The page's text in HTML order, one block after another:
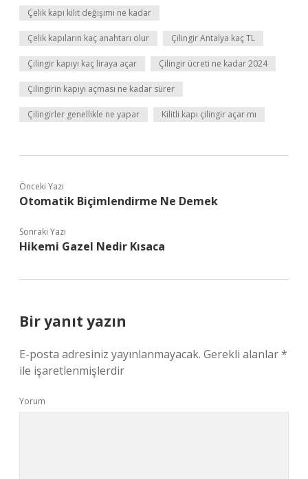
Çelik kapı kilit değişimi ne kadar
Çelik kapıların kaç anahtarı olur Çilingir Antalya kaç TL
Çilingir kapıyı kaç liraya açar Çilingir ücreti ne kadar 2024
Çilingirin kapıyı açması ne kadar sürer
Çilingirler genellikle ne yapar Kilitli kapı çilingir açar mı
Önceki Yazı
Otomatik Biçimlendirme Ne Demek
Sonraki Yazı
Hikemi Gazel Nedir Kısaca
Bir yanıt yazın
E-posta adresiniz yayınlanmayacak. Gerekli alanlar*
ile işaretlenmişlerdir
Yorum